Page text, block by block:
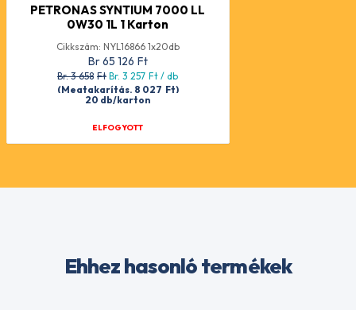
PETRONAS SYNTIUM 7000 LL
0W30 1L 1 Karton
Cikkszám: NYL16866 1x20db
Br 65 126 Ft
Br. 3 658 Ft Br. 3 257 Ft / db
(Megtakarítás. 8 027 Ft)
20 db/karton
ELFOGYOTT
Ehhez hasonló termékek